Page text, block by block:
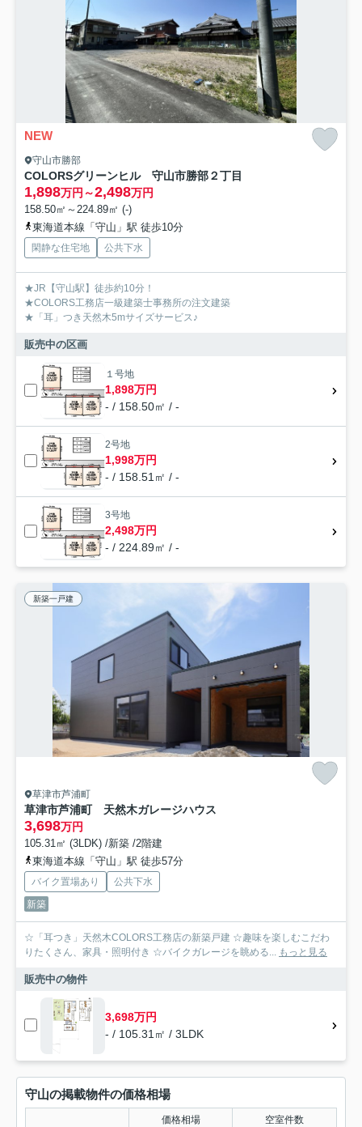
NEW
守山市勝部
COLORSグリーンヒル 守山市勝部２丁目
1,898万円～2,498万円
158.50㎡～224.89㎡ (-)
東海道本線「守山」駅 徒歩10分
閑静な住宅地 公共下水
★JR【守山駅】徒歩約10分！
★COLORS工務店一級建築士事務所の注文建築
★「耳」つき天然木5mサイズサービス♪
販売中の区画
１号地
1,898万円
- / 158.50㎡ / -
2号地
1,998万円
- / 158.51㎡ / -
3号地
2,498万円
- / 224.89㎡ / -
新築一戸建
草津市芦浦町
草津市芦浦町 天然木ガレージハウス
3,698万円
105.31㎡ (3LDK) /新築 /2階建
東海道本線「守山」駅 徒歩57分
バイク置場あり
公共下水
新築
☆「耳つき」天然木COLORS工務店の新築戸建 ☆趣味を楽しむこだわ
りたくさん、家具・照明付き ☆バイクガレージを眺める...
もっと見る
販売中の物件
3,698万円
- / 105.31㎡ / 3LDK
守山の掲載物件の価格相場
価格相場 空室件数